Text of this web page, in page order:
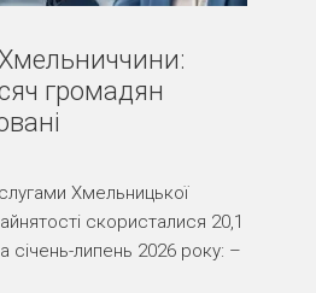
громадян
Хмельницької
скористалися 20,1
січень-липень 2026 року: –